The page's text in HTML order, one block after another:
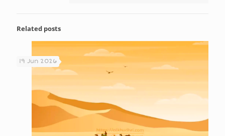
Related posts
19 Jun 2026